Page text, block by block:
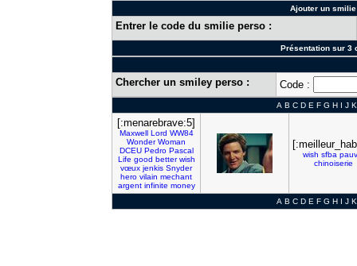
Ajouter un
Entrer le code du smilie perso :
Présentation sur 3
Chercher un smiley perso : Code :
A B C D E F G H I J K
[:menarebrave:5]
Maxwell Lord WW84
Wonder Woman
DCEU Pedro Pascal
Life good better wish
vœux jenkis Snyder
hero vilain mechant
argent infinite money
wish sfba
chinoiserie
A B C D E F G H I J K